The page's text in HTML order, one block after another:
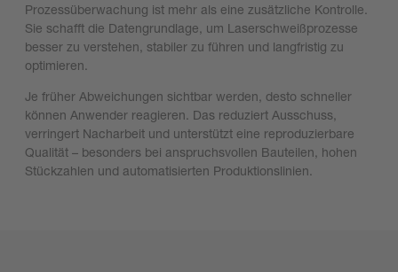
Prozessüberwachung ist mehr als eine zusätzliche Kontrolle.
Sie schafft die Datengrundlage, um Laserschweißprozesse
besser zu verstehen, stabiler zu führen und langfristig zu
optimieren.
Je früher Abweichungen sichtbar werden, desto schneller
können Anwender reagieren. Das reduziert Ausschuss,
verringert Nacharbeit und unterstützt eine reproduzierbare
Qualität – besonders bei anspruchsvollen Bauteilen, hohen
Stückzahlen und automatisierten Produktionslinien.